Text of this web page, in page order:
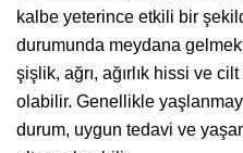
kalbe yeterince etkili bir
durumunda meydana
şişlik, ağrı, ağırlık hissi ve
olabilir. Genellikle
durum, uygun tedavi ve